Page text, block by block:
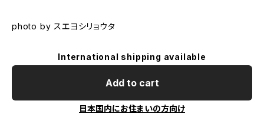
photo by スエヨシリョウタ
International shipping available
Add to cart
日本国内にお住まいの方向け